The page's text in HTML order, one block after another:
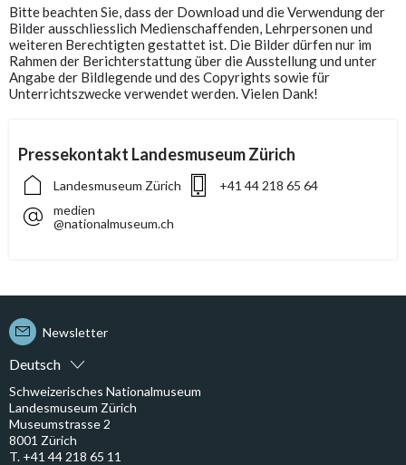
Bitte beachten Sie, dass der Download und die Verwendung der
Bilder ausschliesslich Medienschaffenden, Lehrpersonen und
weiteren Berechtigten gestattet ist. Die Bilder dürfen nur im
Rahmen der Berichterstattung über die Ausstellung und unter
Angabe der Bildlegende und des Copyrights sowie für
Unterrichtszwecke verwendet werden. Vielen Dank!
Pressekontakt Landesmuseum Zürich
Landesmuseum Zürich
+41 44 218 65 64
medien
@nationalmuseum.ch
Deutsch
Newsletter
Schweizerisches Nationalmuseum
Landesmuseum Zürich
Museumstrasse 2
8001 Zürich
T. +41 44 218 65 11